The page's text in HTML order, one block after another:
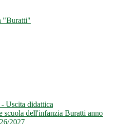
"Buratti"
Uscita didattica
scuola dell'infanzia Buratti anno
2027